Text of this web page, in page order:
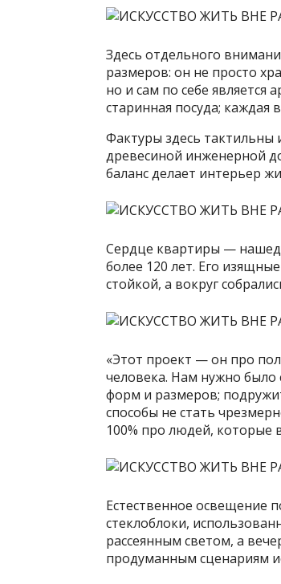
Здесь отдельного
размеров: он не просто
но и сам по себе является
старинная посуда;
Фактуры здесь тактильны
древесиной инженерной
баланс делает интерьер
Сердце квартиры —
более 120 лет. Его
стойкой, а вокруг
«Этот проект — он про
человека. Нам нужно было
форм и размеров;
способы не стать
100% про людей, которые
Естественное освещение
стеклоблоки,
рассеянным светом, а
продуманным сценариям